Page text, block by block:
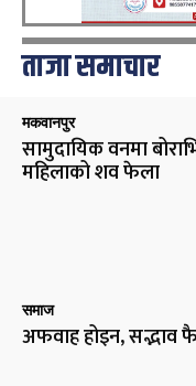
ताजा समाचार
मकवानपुर
सामुदायिक वनमा
महिलाको शव फेला
समाज
अफवाह होइन, सद्भाव